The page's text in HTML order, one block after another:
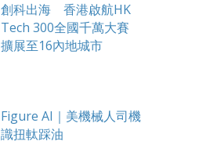
創科出海 香港啟航HK
Tech 300全國千萬大賽
擴展至16內地城市
Figure AI｜美機械人司機
識扭軚踩油